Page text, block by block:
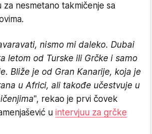
nesmetano takmičenje sa
nismo mi daleko. Dubai
letom od Turske ili Grčke i samo
Bliže je od Gran Kanarije, koja je
u Africi, ali takođe učestvuje u
", rekao je prvi čovek
u intervjuu za grčke